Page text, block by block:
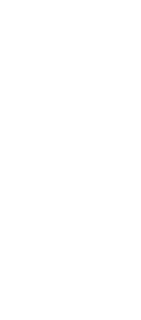
Behandlat
Obehandlat